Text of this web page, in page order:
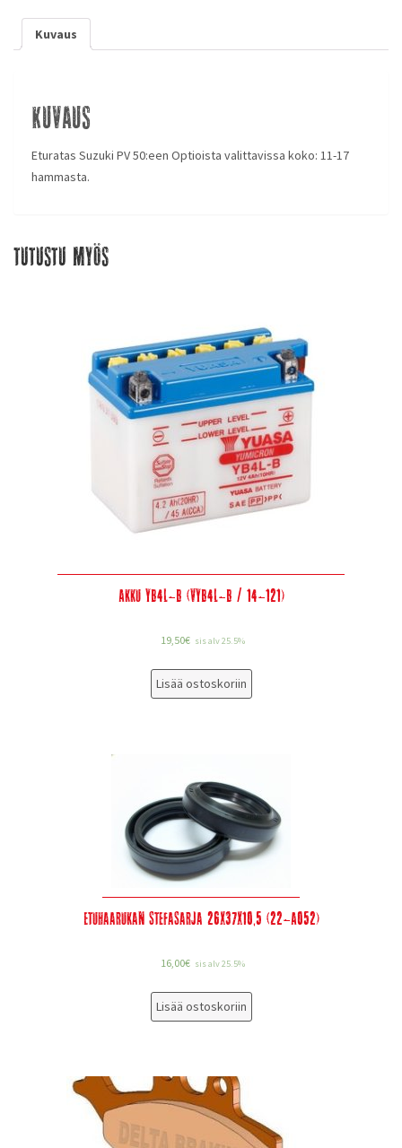
Kuvaus
Kuvaus
Eturatas Suzuki PV 50:een Optioista valittavissa koko: 11-17
hammasta.
Tutustu myös
Akku YB4L-B (VYB4L-B / 14-121)
19,50€ sis alv 25.5%
Lisää ostoskoriin
Etuhaarukan stefasarja 26x37x10,5 (22-A052)
16,00€ sis alv 25.5%
Lisää ostoskoriin